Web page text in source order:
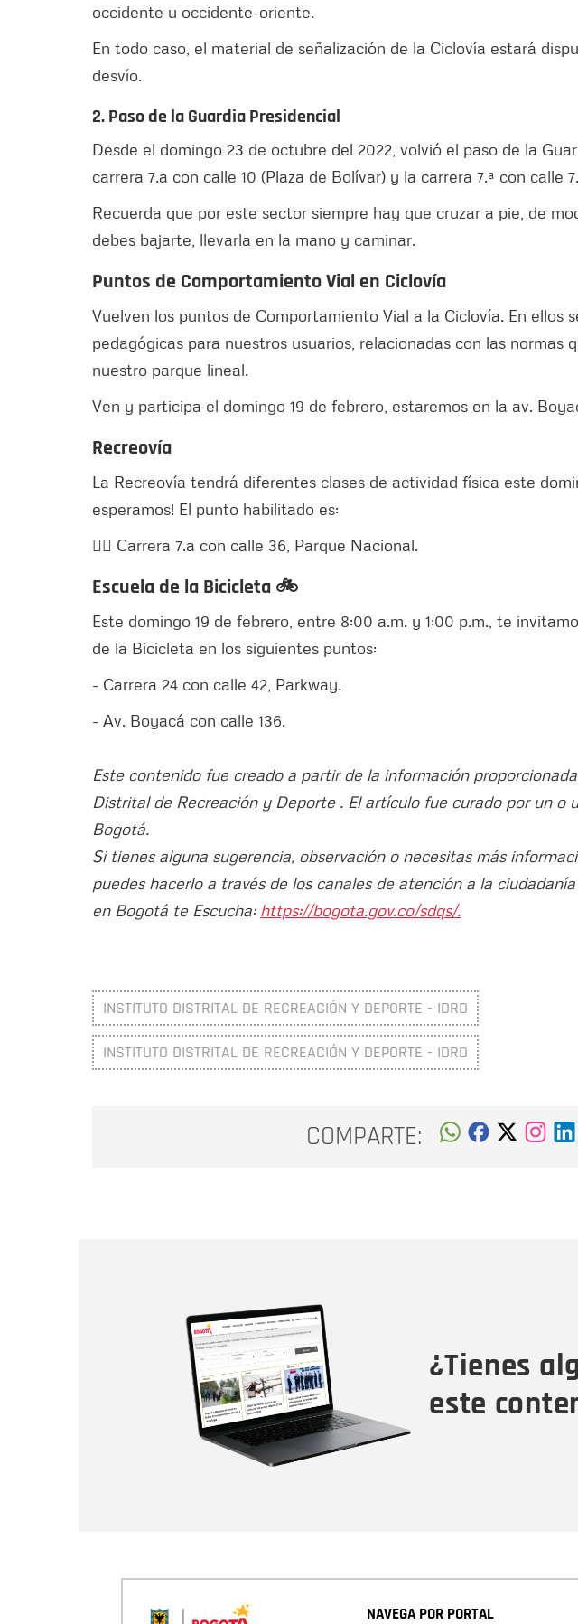
occidente u occidente-oriente.
En todo caso, el material de señalización de la Ciclovía estará
desvío.
2. Paso de la Guardia Presidencial
Desde el domingo 23 de octubre del 2022, volvió el paso de la
carrera 7.a con calle 10 (Plaza de Bolívar) y la carrera 7.ª con calle 7.
Recuerda que por este sector siempre hay que cruzar a pie, de
debes bajarte, llevarla en la mano y caminar.
Puntos de Comportamiento Vial en Ciclovía
Vuelven los puntos de Comportamiento Vial a la Ciclovía. En ellos
pedagógicas para nuestros usuarios, relacionadas con las normas
nuestro parque lineal.
Ven y participa el domingo 19 de febrero, estaremos en la av.
Recreovía
La Recreovía tendrá diferentes clases de actividad física este
esperamos! El punto habilitado es:
👉🏻 Carrera 7.a con calle 36, Parque Nacional.
Escuela de la Bicicleta 🚲
Este domingo 19 de febrero, entre 8:00 a.m. y 1:00 p.m., te
de la Bicicleta en los siguientes puntos:
- Carrera 24 con calle 42, Parkway.
- Av. Boyacá con calle 136.
Este contenido fue creado a partir de la información
Distrital de Recreación y Deporte . El artículo fue curado por un o
Bogotá.
Si tienes alguna sugerencia, observación o necesitas más
puedes hacerlo a través de los canales de atención a la
en Bogotá te Escucha: https://bogota.gov.co/sdqs/.
INSTITUTO DISTRITAL DE RECREACIÓN Y DEPORTE - IDRD
INSTITUTO DISTRITAL DE RECREACIÓN Y DEPORTE - IDRD
COMPARTE:
¿Tienes
este
NAVEGA POR PORTAL